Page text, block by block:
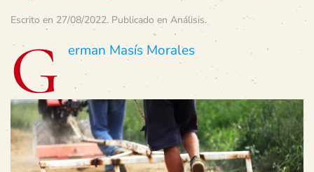
Escrito en 27/08/2022. Publicado en Análisis.
G erman Masís Morales